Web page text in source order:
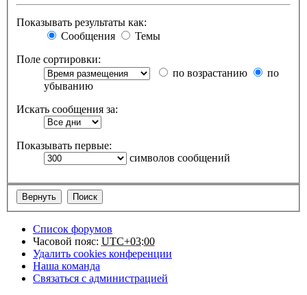
Показывать результаты как:
Сообщения
Темы
Поле сортировки:
по возрастанию
по
убыванию
Искать сообщения за:
Показывать первые:
символов сообщений
Список форумов
Часовой пояс: UTC+03:00
Удалить cookies конференции
Наша команда
Связаться с администрацией